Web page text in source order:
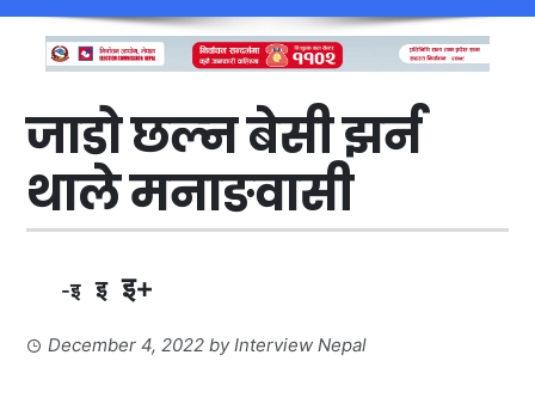
जाडो छल्न बेसी झर्न
थाले मनाङवासी
-इ इ इ+
December 4, 2022 byInterview Nepal